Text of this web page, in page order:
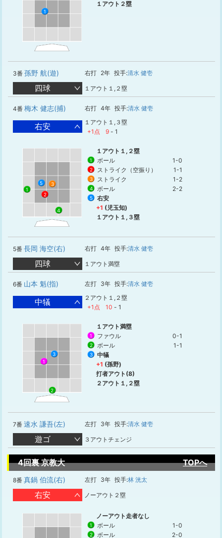
1
１アウト２塁
3番 孫野 航(遊) 右打 2年 投手:清水 健壱
四球 １アウト１,２塁
4番 梅木 健志(捕) 右打 4年 投手:清水 健壱
右安
１アウト１,３塁
+1点
9 - 1
1
2
3
4
5
１アウト１,２塁
1 ボール 1-0
2 ストライク（空振り） 1-1
3 ストライク 1-2
4 ボール 2-2
5
右安
+1 (児玉知)
１アウト１,３塁
5番 長岡 海空(右) 右打 4年 投手:清水 健壱
四球 １アウト満塁
6番 山本 魁(指) 左打 3年 投手:清水 健壱
中犠
２アウト１,２塁
+1点
10 - 1
1
2
3
１アウト満塁
1 ファウル 0-1
2 ボール 1-1
3
中犠
+1 (孫野)
打者アウト(8)
２アウト１,２塁
7番 速水 謙吾(左) 左打 3年 投手:清水 健壱
遊ゴ ３アウトチェンジ
4回裏 京教大 TOPへ
8番 真鍋 伯流(右) 左打 3年 投手:林 洸太
右安 ノーアウト２塁
ノーアウト走者なし
1 ボール 1-0
2 ボール 2-0